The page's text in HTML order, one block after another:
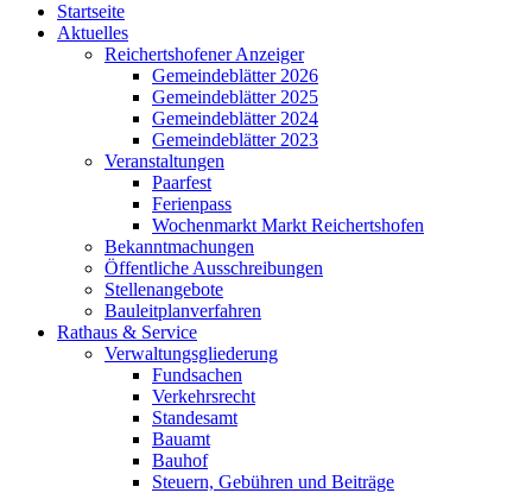
Startseite
Aktuelles
Reichertshofener Anzeiger
Gemeindeblätter 2026
Gemeindeblätter 2025
Gemeindeblätter 2024
Gemeindeblätter 2023
Veranstaltungen
Paarfest
Ferienpass
Wochenmarkt Markt Reichertshofen
Bekanntmachungen
Öffentliche Ausschreibungen
Stellenangebote
Bauleitplanverfahren
Rathaus & Service
Verwaltungsgliederung
Fundsachen
Verkehrsrecht
Standesamt
Bauamt
Bauhof
Steuern, Gebühren und Beiträge